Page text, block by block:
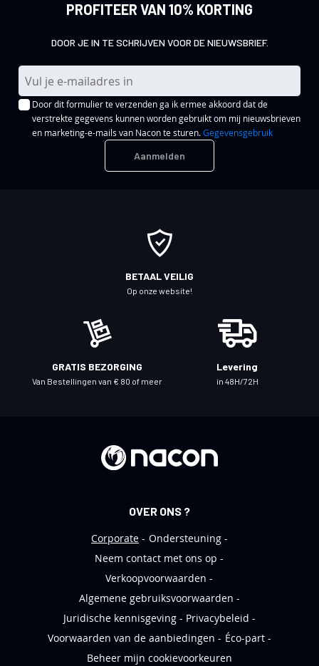
PROFITEER VAN 10% KORTING
DOOR JE IN TE SCHRIJVEN VOOR DE NIEUWSBRIEF.
A
b
o
Door dit formulier te verzenden ga ik ermee akkoord dat de
verstrekte gegevens kunnen worden gebruikt om mij nieuwsbrieven
en marketing-e-mails van Nacon te sturen.Gegevensgebruik
Aanmelden
BETAAL VEILIG
Op onze website!
GRATIS BEZORGING
Van Bestellingen van € 80 of meer
Levering
in 48H/72H
OVER ONS ?
Corporate
Ondersteuning
Neem contact met ons op
Verkoopvoorwaarden
Algemene gebruiksvoorwaarden
Juridische kennisgeving
Privacybeleid
Voorwaarden van de aanbiedingen
Éco-part
Beheer mijn cookievoorkeuren